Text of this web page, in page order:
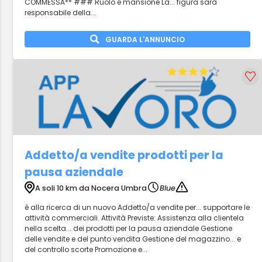
COMMESSA** ### Ruolo e mansione La... figura sarà
responsabile della...
GUARDA L'ANNUNCIO
Addetto/a vendite prodotti per la
pausa aziendale
A soli 10 km da Nocera Umbra
Blue
è alla ricerca di un nuovo Addetto/a vendite per... supportare le
attività commerciali. Attività Previste: Assistenza alla clientela
nella scelta... dei prodotti per la pausa aziendale Gestione
delle vendite e del punto vendita Gestione del magazzino... e
del controllo scorte Promozione e...